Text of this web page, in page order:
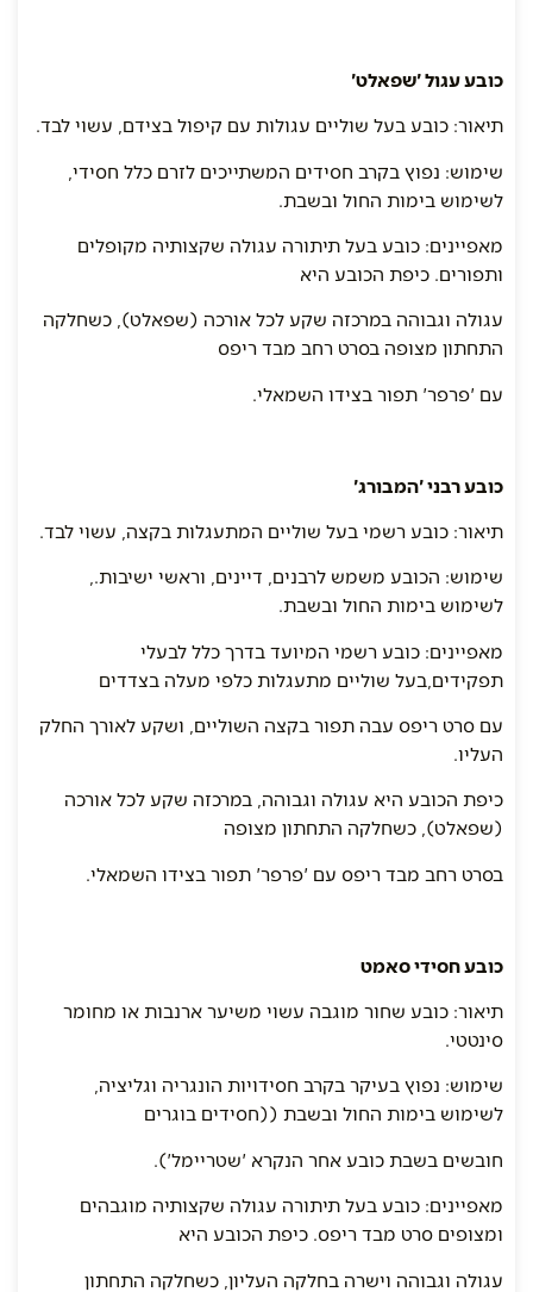
כובע עגול 'שפאלט'
תיאור: כובע בעל שוליים עגולות עם קיפול בצידם, עשוי לבד.
שימוש: נפוץ בקרב חסידים המשתייכים לזרם כלל חסידי,
לשימוש בימות החול ובשבת.
מאפיינים: כובע בעל תיתורה עגולה שקצותיה מקופלים
ותפורים. כיפת הכובע היא
עגולה וגבוהה במרכזה שקע לכל אורכה (שפאלט), כשחלקה
התחתון מצופה בסרט רחב מבד ריפס
עם 'פרפר' תפור בצידו השמאלי.
כובע רבני 'המבורג'
תיאור: כובע רשמי בעל שוליים המתעגלות בקצה, עשוי לבד.
שימוש: הכובע משמש לרבנים, דיינים, וראשי ישיבות.,
לשימוש בימות החול ובשבת.
מאפיינים: כובע רשמי המיועד בדרך כלל לבעלי
תפקידים,בעל שוליים מתעגלות כלפי מעלה בצדדים
עם סרט ריפס עבה תפור בקצה השוליים, ושקע לאורך החלק
העליו.
כיפת הכובע היא עגולה וגבוהה, במרכזה שקע לכל אורכה
(שפאלט), כשחלקה התחתון מצופה
בסרט רחב מבד ריפס עם 'פרפר' תפור בצידו השמאלי.
כובע חסידי סאמט
תיאור: כובע שחור מוגבה עשוי משיער ארנבות או מחומר
סינטטי.
שימוש: נפוץ בעיקר בקרב חסידויות הונגריה וגליציה,
לשימוש בימות החול ובשבת ((חסידים בוגרים
חובשים בשבת כובע אחר הנקרא 'שטריימל').
מאפיינים: כובע בעל תיתורה עגולה שקצותיה מוגבהים
ומצופים סרט מבד ריפס. כיפת הכובע היא
עגולה וגבוהה וישרה בחלקה העליון, כשחלקה התחתון